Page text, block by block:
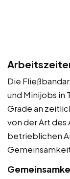
Die
und Minijobs in
Grade an
von der Art des
betrieblichen